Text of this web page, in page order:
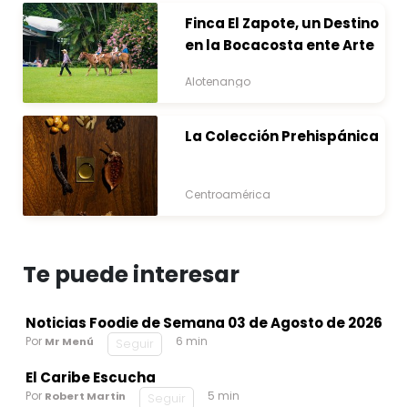
Finca El Zapote, un Destino
en la Bocacosta ente Arte
Alotenango
La Colección Prehispánica
Centroamérica
Te puede interesar
Noticias Foodie de Semana 03 de Agosto de 2026
Por Mr Menú Seguir 6 min
El Caribe Escucha
Por Robert Martin Seguir 5 min